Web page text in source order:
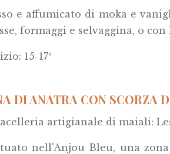
e affumicato di moka e
formaggi e selvaggina, o
15-17º
DI ANATRA CON SCORZA
artigianale di maiali:
nell'Anjou Bleu, una